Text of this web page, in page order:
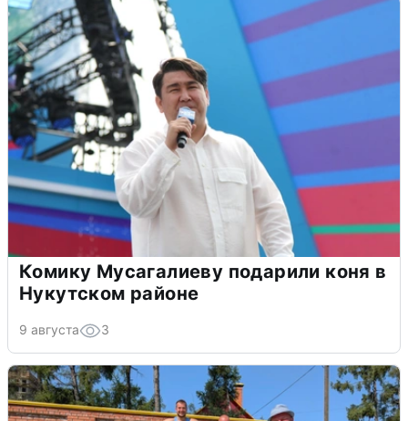
Комику Мусагалиеву подарили коня в
Нукутском районе
9 августа 3